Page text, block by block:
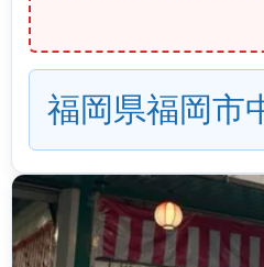
福岡県福岡市